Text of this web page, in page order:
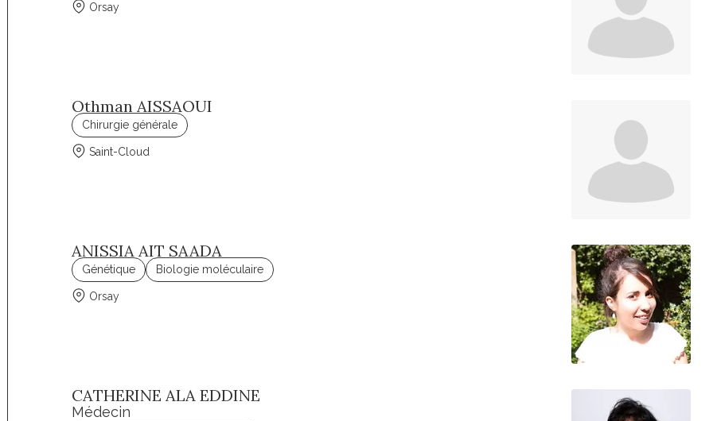
Orsay
Othman AISSAOUI
Chirurgie générale
Saint-Cloud
ANISSIA AIT SAADA
Génétique Biologie moléculaire
Orsay
CATHERINE ALA EDDINE
Médecin